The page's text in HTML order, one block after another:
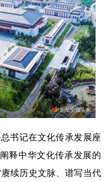
福建 江西
湖北 湖南
海南 重庆
云南 西藏
青海 宁夏
黑龙江
Français عربى
记在文化传承发展座
释中华文化传承发展的
续历史文脉、谱写当代